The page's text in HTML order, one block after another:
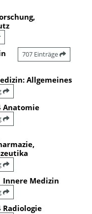
707 Einträge
Allgemeines
Anatomie
Innere Medizin
Radiologie